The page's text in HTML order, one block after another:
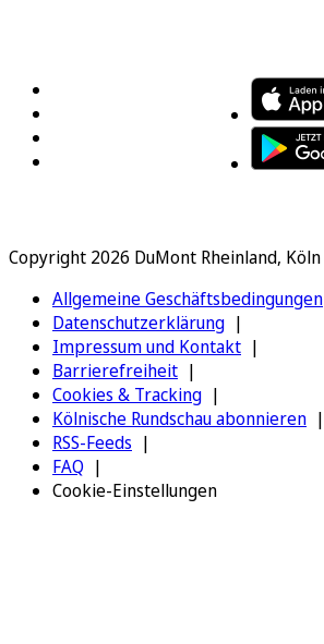
Copyright 2026 DuMont Rheinland, Köln
Allgemeine Geschäftsbedingungen
Datenschutzerklärung
Impressum und Kontakt
Barrierefreiheit
Cookies & Tracking
Kölnische Rundschau abonnieren
RSS-Feeds
FAQ
Cookie-Einstellungen